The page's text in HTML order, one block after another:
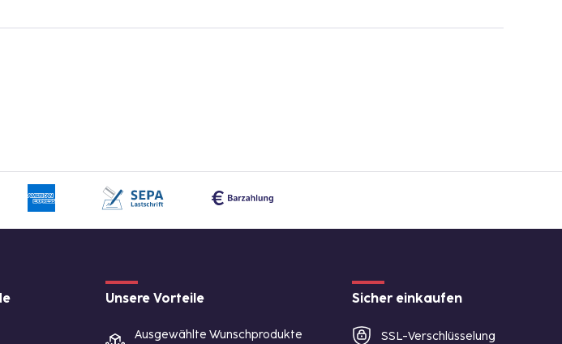
Unsere Vorteile
Ausgewählte Wunschprodukte
Sicher einkaufen
SSL-Verschlüsselung